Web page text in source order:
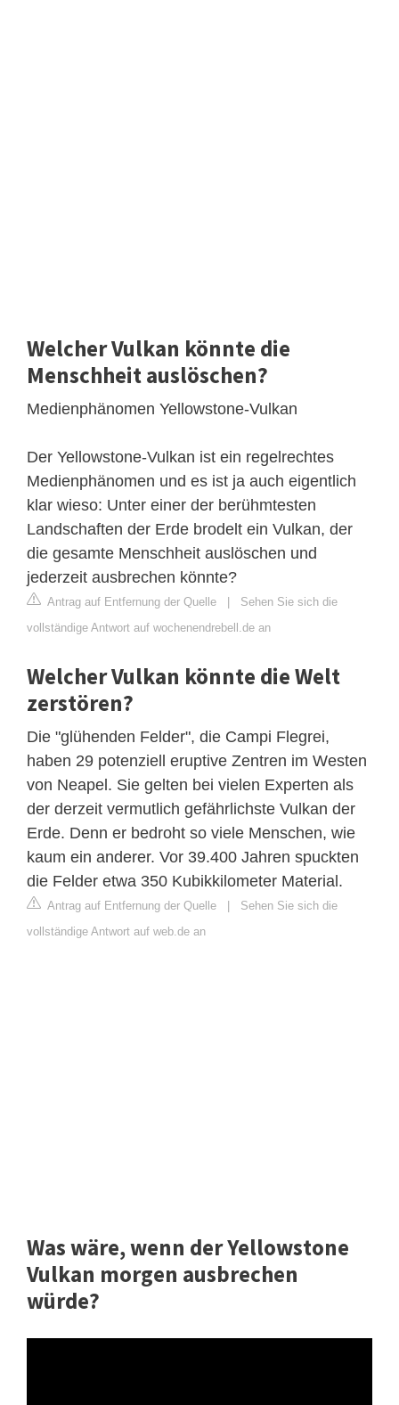
Welcher Vulkan könnte die
Menschheit auslöschen?
Medienphänomen Yellowstone-Vulkan
Der Yellowstone-Vulkan ist ein regelrechtes
Medienphänomen und es ist ja auch eigentlich
klar wieso: Unter einer der berühmtesten
Landschaften der Erde brodelt ein Vulkan, der
die gesamte Menschheit auslöschen und
jederzeit ausbrechen könnte?
Antrag auf Entfernung der Quelle
Sehen Sie sich die
vollständige Antwort auf wochenendrebell.de an
Welcher Vulkan könnte die Welt
zerstören?
Die "glühenden Felder", die Campi Flegrei,
haben 29 potenziell eruptive Zentren im Westen
von Neapel. Sie gelten bei vielen Experten als
der derzeit vermutlich gefährlichste Vulkan der
Erde. Denn er bedroht so viele Menschen, wie
kaum ein anderer. Vor 39.400 Jahren spuckten
die Felder etwa 350 Kubikkilometer Material.
Antrag auf Entfernung der Quelle
Sehen Sie sich die
vollständige Antwort auf web.de an
Was wäre, wenn der Yellowstone
Vulkan morgen ausbrechen
würde?